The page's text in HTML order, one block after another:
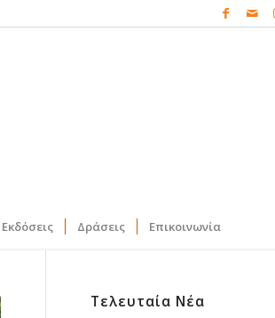
Εκδόσεις Δράσεις Επικοινωνία
Τελευταία Νέα